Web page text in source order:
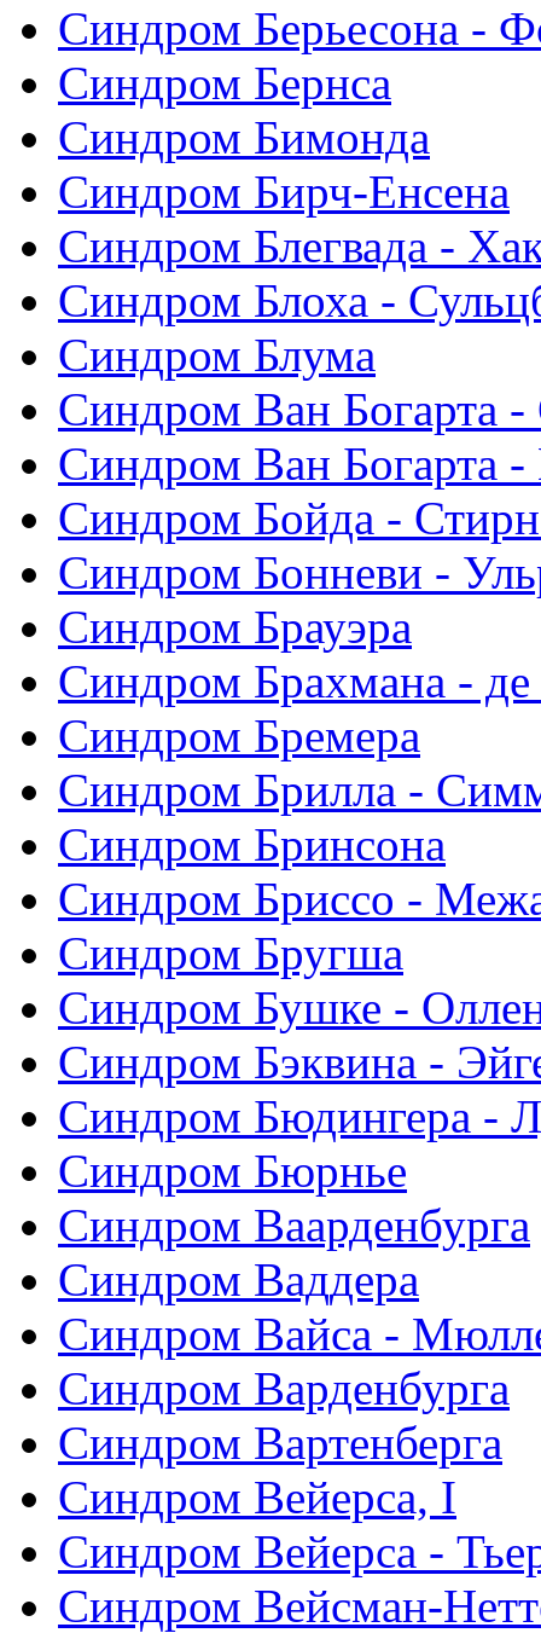
Синдром Берьесона -
Синдром Бернса
Синдром Бимонда
Синдром Бирч-Енсена
Синдром Блегвада -
Синдром Блоха -
Синдром Блума
Синдром Ван Богарта -
Синдром Ван Богарта
Синдром Бойда -
Синдром Бонневи -
Синдром Брауэра
Синдром Брахмана - де
Синдром Бремера
Синдром Брилла -
Синдром Бринсона
Синдром Бриссо -
Синдром Бругша
Синдром Бушке -
Синдром Бэквина -
Синдром Бюдингера -
Синдром Бюрнье
Синдром Ваарденбурга
Синдром Ваддера
Синдром Вайса -
Синдром Варденбурга
Синдром Вартенберга
Синдром Вейерса, I
Синдром Вейерса -
Синдром Вейсман-